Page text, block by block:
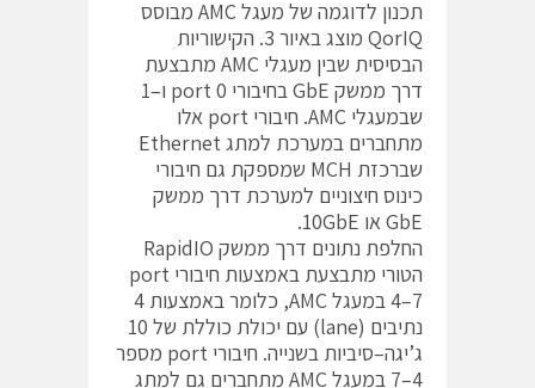
תכנון לדוגמה של מעגל AMC מבוסס
QorIQ מוצג באיור 3. הקישוריות
הבסיסית שבין מעגלי AMC מתבצעת
דרך ממשק GbE בחיבורי port 0 ו–1
שבמעגלי AMC. חיבורי port אלו
מתחברים במערכת למתג Ethernet
שברכזת MCH שמספקת גם חיבורי
כינוס חיצוניים למערכת דרך ממשק
GbE או 10GbE.
החלפת נתונים דרך ממשק RapidIO
הטורי מתבצעת באמצעות חיבורי port
4–7 במעגל AMC, כלומר באמצעות 4
נתיבים (lane) עם יכולת כוללת של 10
ג’יגה–סיביות בשנייה. חיבורי port מספר
4–7 במעגל AMC מתחברים גם למתג